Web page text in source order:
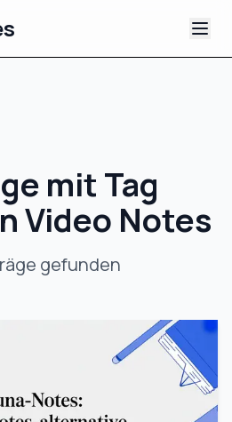
Notizen
Tutorials
Über uns
mit Tag
Video Notes
gefunden